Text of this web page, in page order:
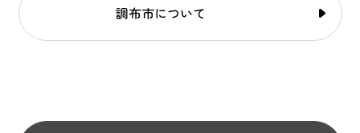
調布市について